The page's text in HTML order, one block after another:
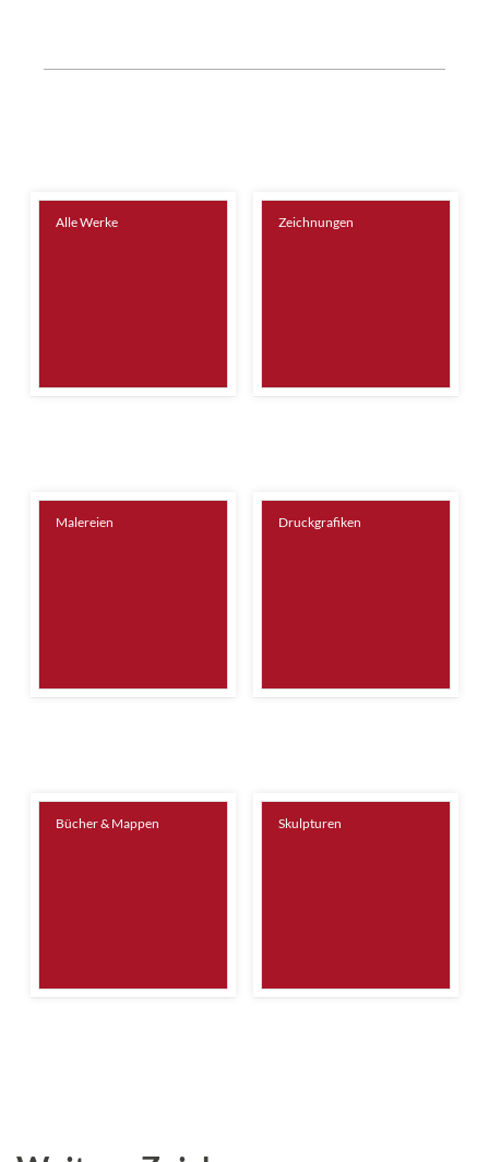
Alle Werke Zeichnungen
Malereien Druckgrafiken
Bücher & Mappen Skulpturen